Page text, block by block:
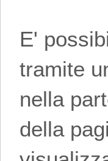
E'
tramite
nella
della